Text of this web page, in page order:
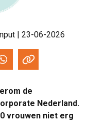
| 23-06-2026
de
Nederland.
vrouwen niet erg